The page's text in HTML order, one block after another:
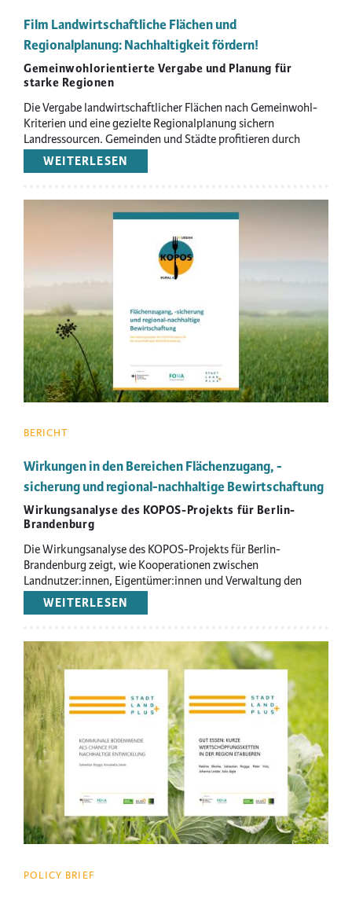
Film Landwirtschaftliche Flächen und
Regionalplanung: Nachhaltigkeit fördern!
Gemeinwohlorientierte Vergabe und Planung für
starke Regionen
Die Vergabe landwirtschaftlicher Flächen nach Gemeinwohl-
Kriterien und eine gezielte Regionalplanung sichern
Landressourcen. Gemeinden und Städte profitieren durch
regionale Wertschöpfung, ökologische Entwicklung und
Resilienzsteigerung.
WEITERLESEN
FILM
FLÄCHEN
UND
REGIONALPLANUNG:
NACHHALTIGKEIT
FÖRDERN!
BERICHT
Wirkungen in den Bereichen Flächenzugang, -
sicherung und regional-nachhaltige Bewirtschaftung
Wirkungsanalyse des KOPOS-Projekts für Berlin-
Brandenburg
Die Wirkungsanalyse des KOPOS-Projekts für Berlin-
Brandenburg zeigt, wie Kooperationen zwischen
Landnutzer:innen, Eigentümer:innen und Verwaltung den
Zugang zu Flächen verbessern und nachhaltige Landwirtschaft
in der Region stärken.
WEITERLESEN
WIRKUNGEN
DEN
BEREICHEN
FLÄCHENZUGANG,
SICHERUNG
UND
REGIONAL-
NACHHALTIGE
BEWIRTSCHAFTUNG
Image
POLICY BRIEF